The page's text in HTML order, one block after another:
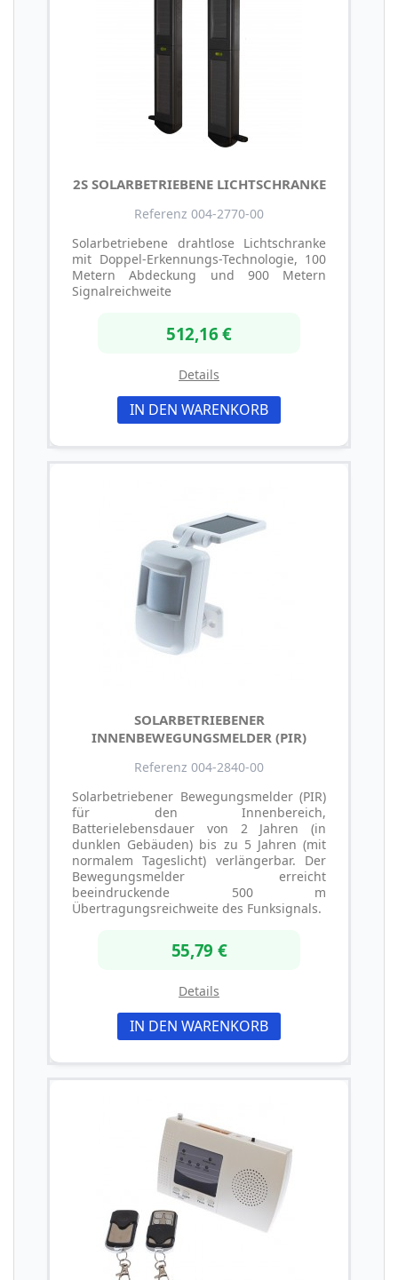
2S SOLARBETRIEBENE LICHTSCHRANKE
Referenz 004-2770-00
Solarbetriebene drahtlose Lichtschranke
mit Doppel-Erkennungs-Technologie, 100
Metern Abdeckung und 900 Metern
Signalreichweite
512,16 €
Details
IN DEN WARENKORB
SOLARBETRIEBENER
INNENBEWEGUNGSMELDER (PIR)
Referenz 004-2840-00
Solarbetriebener Bewegungsmelder (PIR)
für den Innenbereich,
Batterielebensdauer von 2 Jahren (in
dunklen Gebäuden) bis zu 5 Jahren (mit
normalem Tageslicht) verlängerbar. Der
Bewegungsmelder erreicht
beeindruckende 500 m
Übertragungsreichweite des Funksignals.
55,79 €
Details
IN DEN WARENKORB